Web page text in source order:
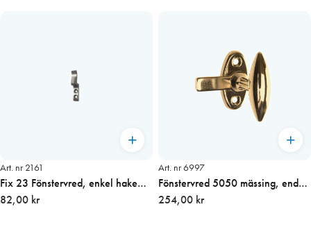
Art. nr 2161
Fix 23 Fönstervred, enkel hake
11mm
82,00 kr
Art. nr 6997
Fönstervred 5050 mässing, endast
vred ink skruv
254,00 kr